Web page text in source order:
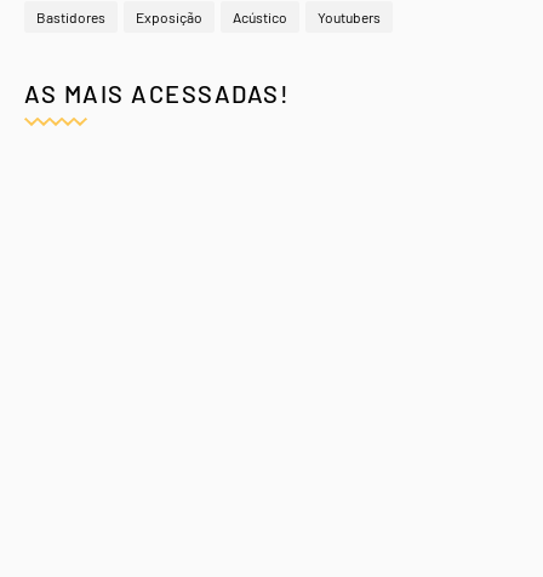
Bastidores Exposição Acústico Youtubers
AS MAIS ACESSADAS!